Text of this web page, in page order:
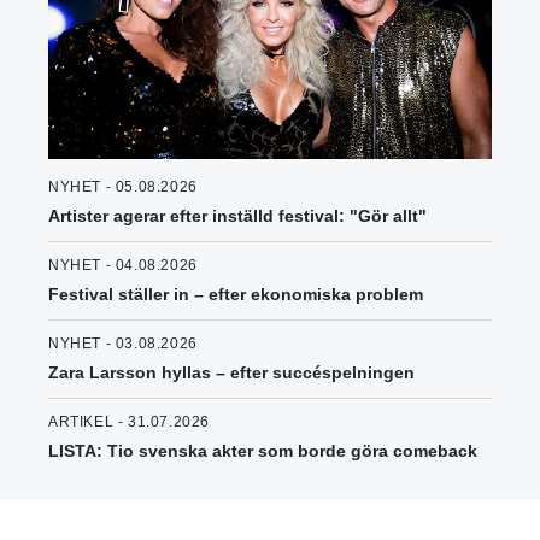
NYHET - 05.08.2026
Artister agerar efter inställd festival: "Gör allt"
NYHET - 04.08.2026
Festival ställer in – efter ekonomiska problem
NYHET - 03.08.2026
Zara Larsson hyllas – efter succéspelningen
ARTIKEL - 31.07.2026
LISTA: Tio svenska akter som borde göra comeback